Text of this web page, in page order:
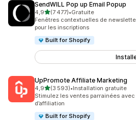
SendWILL Pop up Email Popup
4,9étoile(s) sur 5
(7 477)
7477 avis au total
•Gratuite
Fenêtres contextuelles de
pour les inscriptions
Built for Shopify
UpPromote Affiliate Marketing
4,9étoile(s) sur 5
(3 593)
3593 avis au total
•Installation gratuite
Stimulez les ventes parrainées
d’affiliation
Built for Shopify